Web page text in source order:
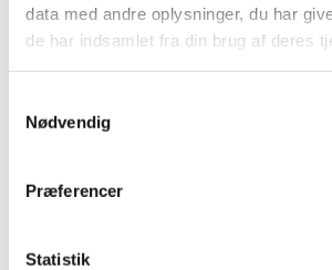
data med andre oplysninger, du har
de har indsamlet fra din brug af deres
Nødvendig
Præferencer
Statistik
Du vil måske